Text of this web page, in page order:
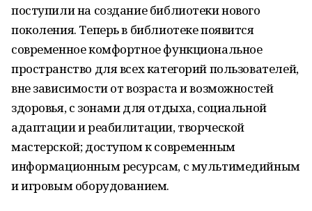
поступили на создание библиотеки нового
поколения. Теперь в библиотеке появится
современное комфортное функциональное
пространство для всех категорий пользователей,
вне зависимости от возраста и возможностей
здоровья, с зонами для отдыха, социальной
адаптации и реабилитации, творческой
мастерской; доступом к современным
информационным ресурсам, с мультимедийным
и игровым оборудованием.